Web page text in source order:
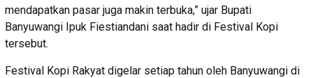
mendapatkan pasar juga makin terbuka,” ujar Bupati
Banyuwangi Ipuk Fiestiandani saat hadir di Festival Kopi
tersebut.
Festival Kopi Rakyat digelar setiap tahun oleh Banyuwangi di